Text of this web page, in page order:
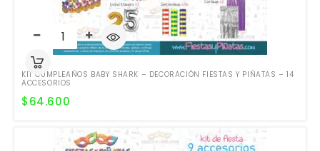
KIT CUMPLEAÑOS BABY SHARK – DECORACIÓN FIESTAS Y PIÑATAS – 14
ACCESORIOS
$64.600